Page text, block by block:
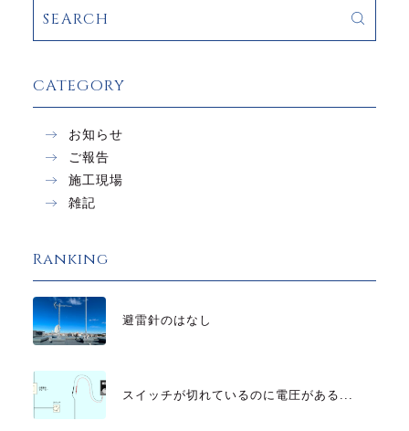
CATEGORY
お知らせ
ご報告
施工現場
雑記
Ranking
避雷針のはなし
スイッチが切れているのに電圧がある...